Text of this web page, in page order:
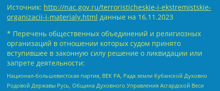
Источник: http://nac.gov.ru/terroristicheskie-i-ekstremistskie-
organizacii-i-materialy.html данные на 16.11.2023
* Перечень общественных объединений и религиозных
организаций в отношении которых судом принято
вступившее в законную силу решение о ликвидации или
запрете деятельности:
Национал-большевистская партия, ВЕК РА, Рада земли Кубанской Духовно
Родовой Державы Русь, Община Духовного Управления Асгардской Веси